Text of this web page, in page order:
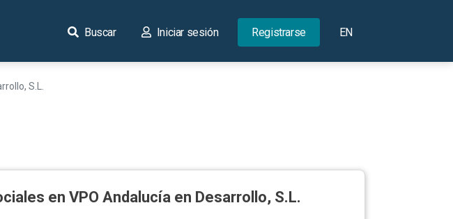
Buscar Iniciar sesión Registrarse EN
S.L.
en VPO Andalucía en Desarrollo, S.L.